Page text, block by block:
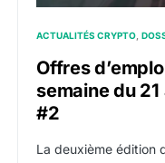
ACTUALITÉS CRYPTO
Offres
semaine du
#2
La deuxième édition